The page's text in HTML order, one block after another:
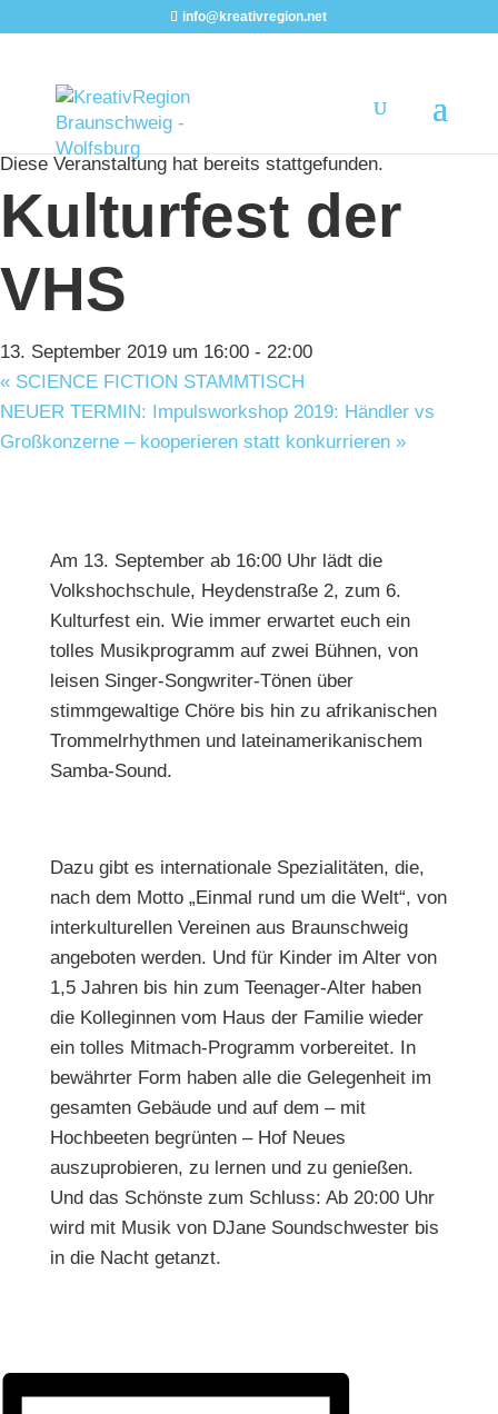
info@kreativregion.net
« Alle Veranstaltungen
Diese Veranstaltung hat bereits stattgefunden.
Kulturfest der
VHS
13. September 2019 um 16:00 - 22:00
« SCIENCE FICTION STAMMTISCH
NEUER TERMIN: Impulsworkshop 2019: Händler vs
Großkonzerne – kooperieren statt konkurrieren »
Am 13. September ab 16:00 Uhr lädt die
Volkshochschule, Heydenstraße 2, zum 6.
Kulturfest ein. Wie immer erwartet euch ein
tolles Musikprogramm auf zwei Bühnen, von
leisen Singer-Songwriter-Tönen über
stimmgewaltige Chöre bis hin zu afrikanischen
Trommelrhythmen und lateinamerikanischem
Samba-Sound.
Dazu gibt es internationale Spezialitäten, die,
nach dem Motto „Einmal rund um die Welt“, von
interkulturellen Vereinen aus Braunschweig
angeboten werden. Und für Kinder im Alter von
1,5 Jahren bis hin zum Teenager-Alter haben
die Kolleginnen vom Haus der Familie wieder
ein tolles Mitmach-Programm vorbereitet. In
bewährter Form haben alle die Gelegenheit im
gesamten Gebäude und auf dem – mit
Hochbeeten begrünten – Hof Neues
auszuprobieren, zu lernen und zu genießen.
Und das Schönste zum Schluss: Ab 20:00 Uhr
wird mit Musik von DJane Soundschwester bis
in die Nacht getanzt.